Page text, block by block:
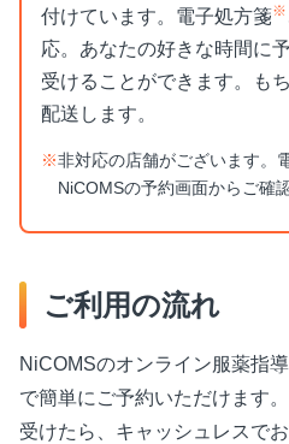
付けています。電子処方箋※
応。あなたの好きな時間に
受けることができます。も
配送します。
※非対応の店舗がございます。
NiCOMSの予約画面からご確
ご利用の流れ
NiCOMSのオンライン服薬指
で簡単にご予約いただけます
受けたら、キャッシュレスで